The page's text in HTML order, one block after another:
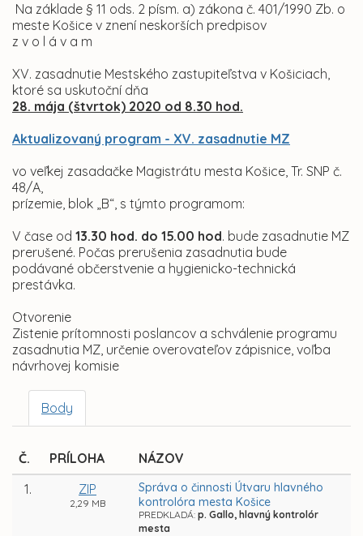
Na základe § 11 ods. 2 písm. a) zákona č. 401/1990 Zb. o
meste Košice v znení neskorších predpisov
z v o l á v a m
XV. zasadnutie Mestského zastupiteľstva v Košiciach,
ktoré sa uskutoční dňa
28. mája (štvrtok) 2020 od 8.30 hod.
Aktualizovaný program - XV. zasadnutie MZ
vo veľkej zasadačke Magistrátu mesta Košice, Tr. SNP č.
48/A,
prízemie, blok „B“, s týmto programom:
V čase od 13.30 hod. do 15.00 hod. bude zasadnutie MZ
prerušené. Počas prerušenia zasadnutia bude
podávané občerstvenie a hygienicko-technická
prestávka.
Otvorenie
Zistenie prítomnosti poslancov a schválenie programu
zasadnutia MZ, určenie overovateľov zápisnice, voľba
návrhovej komisie
Body
Č. PRÍLOHA
NÁZOV
1.
ZIP
2,29 MB
Správa o činnosti Útvaru hlavného
kontrolóra mesta Košice
PREDKLADÁ: p. Gallo, hlavný kontrolór
mesta